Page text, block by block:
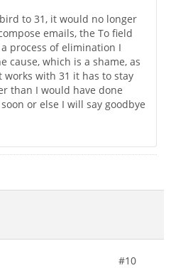
to 31, it would no longer
emails, the To field
process of elimination I
cause, which is a shame, as
with 31 it has to stay
than I would have done
or else I will say goodbye
#10